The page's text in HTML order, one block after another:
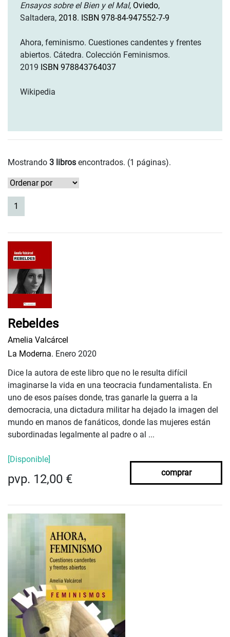
Ensayos sobre el Bien y el Mal, Oviedo,
Saltadera, 2018. ISBN 978-84-947552-7-9
Ahora, feminismo. Cuestiones candentes y frentes
abiertos. Cátedra. Colección Feminismos.
2019 ISBN 978843764037
Wikipedia
Mostrando 3 libros encontrados. (1 páginas).
1
Rebeldes
Amelia Valcárcel
La Moderna. Enero 2020
Dice la autora de este libro que no le resulta difícil
imaginarse la vida en una teocracia fundamentalista. En
uno de esos países donde, tras ganarle la guerra a la
democracia, una dictadura militar ha dejado la imagen del
mundo en manos de fanáticos, donde las mujeres están
subordinadas legalmente al padre o al ...
[Disponible]
pvp. 12,00 € comprar